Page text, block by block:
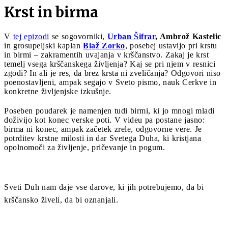
Krst in birma
V tej epizodi se sogovorniki, Urban Šifrar, Ambrož Kastelic
in grosupeljski kaplan Blaž Zorko, posebej ustavijo pri krstu
in birmi – zakramentih uvajanja v krščanstvo. Zakaj je krst
temelj vsega krščanskega življenja? Kaj se pri njem v resnici
zgodi? In ali je res, da brez krsta ni zveličanja? Odgovori niso
poenostavljeni, ampak segajo v Sveto pismo, nauk Cerkve in
konkretne življenjske izkušnje.
Poseben poudarek je namenjen tudi birmi, ki jo mnogi mladi
doživijo kot konec verske poti. V videu pa postane jasno:
birma ni konec, ampak začetek zrele, odgovorne vere. Je
potrditev krstne milosti in dar Svetega Duha, ki kristjana
opolnomoči za življenje, pričevanje in pogum.
Sveti Duh nam daje vse darove, ki jih potrebujemo, da bi
krščansko živeli, da bi oznanjali.